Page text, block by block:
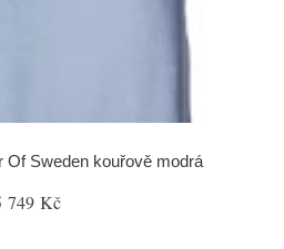
Of Sweden kouřově modrá
749 Kč